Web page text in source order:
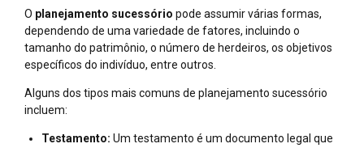
O planejamento sucessório pode assumir várias formas,
dependendo de uma variedade de fatores, incluindo o
tamanho do patrimônio, o número de herdeiros, os objetivos
específicos do indivíduo, entre outros.
Alguns dos tipos mais comuns de planejamento sucessório
incluem:
Testamento: Um testamento é um documento legal que